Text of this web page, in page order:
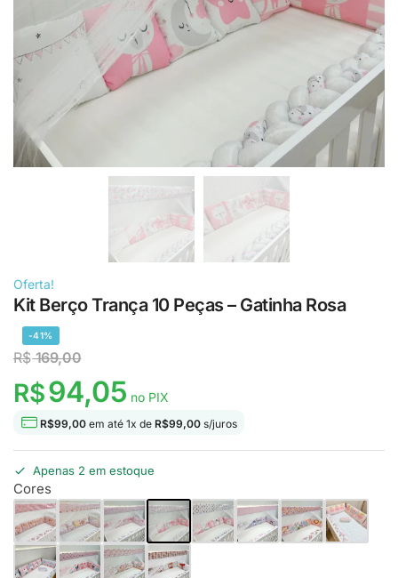
Oferta!
Kit Berço Trança 10 Peças – Gatinha Rosa
-41%
R$169,00
R$94,05 no PIX
R$99,00 em até 1x de R$99,00 s/juros
Apenas 2 em estoque
Cores